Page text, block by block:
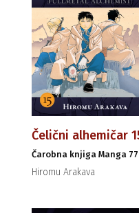
Čelični alhemičar
Čarobna knjiga Manga 77
Hiromu Arakava